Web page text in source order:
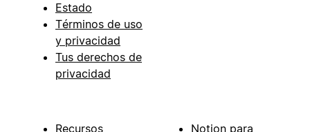
Estado
Términos de uso
y privacidad
Tus derechos de
privacidad
Recursos
Notion para